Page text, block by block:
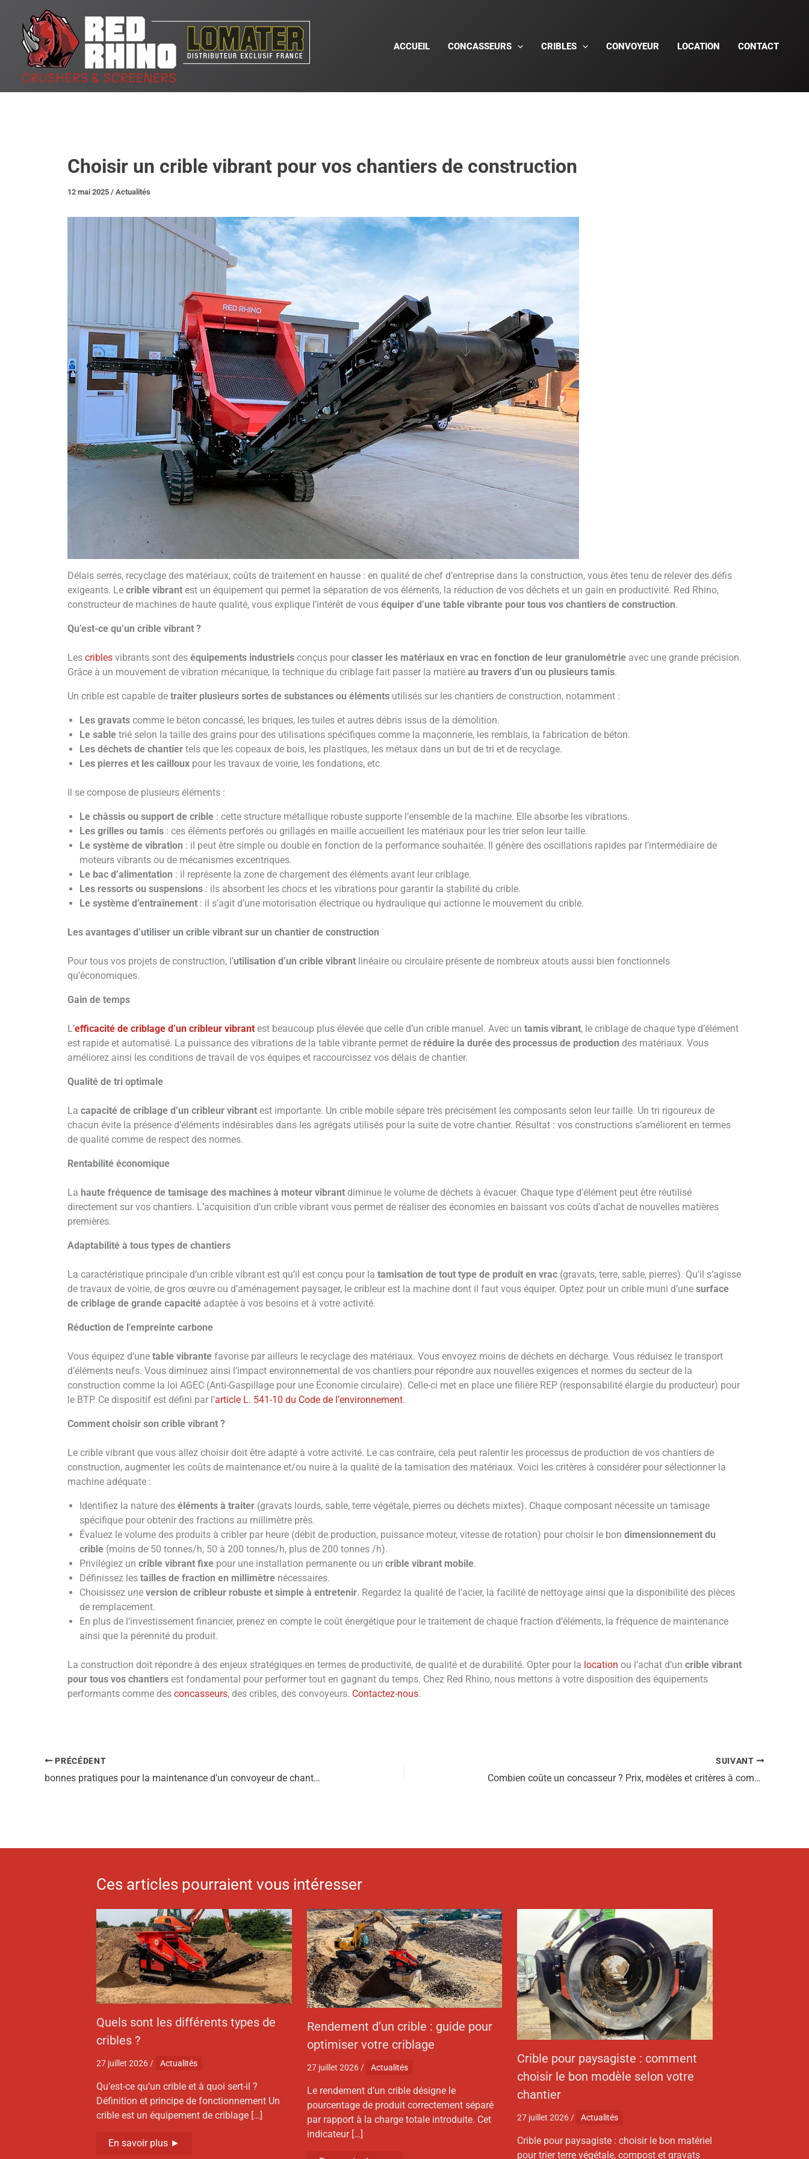
contenu
ACCUEIL CONCASSEURS CRIBLES CONVOYEUR LOCATION CONTACT
Choisir un crible vibrant pour vos chantiers de construction
12 mai 2025 / Actualités
Délais serrés, recyclage des matériaux, coûts de traitement en hausse : en qualité de chef d’entreprise dans la construction, vous êtes tenu de relever des défis
exigeants. Le crible vibrant est un équipement qui permet la séparation de vos éléments, la réduction de vos déchets et un gain en productivité. Red Rhino,
constructeur de machines de haute qualité, vous explique l’intérêt de vous équiper d’une table vibrante pour tous vos chantiers de construction.
Qu’est-ce qu’un crible vibrant ?
Les cribles vibrants sont des équipements industriels conçus pour classer les matériaux en vrac en fonction de leur granulométrie avec une grande précision.
Grâce à un mouvement de vibration mécanique, la technique du criblage fait passer la matière au travers d’un ou plusieurs tamis.
Un crible est capable de traiter plusieurs sortes de substances ou éléments utilisés sur les chantiers de construction, notamment :
Les gravats comme le béton concassé, les briques, les tuiles et autres débris issus de la démolition.
Le sable trié selon la taille des grains pour des utilisations spécifiques comme la maçonnerie, les remblais, la fabrication de béton.
Les déchets de chantier tels que les copeaux de bois, les plastiques, les métaux dans un but de tri et de recyclage.
Les pierres et les cailloux pour les travaux de voirie, les fondations, etc.
Il se compose de plusieurs éléments :
Le châssis ou support de crible : cette structure métallique robuste supporte l’ensemble de la machine. Elle absorbe les vibrations.
Les grilles ou tamis : ces éléments perforés ou grillagés en maille accueillent les matériaux pour les trier selon leur taille.
Le système de vibration : il peut être simple ou double en fonction de la performance souhaitée. Il génère des oscillations rapides par l’intermédiaire de
moteurs vibrants ou de mécanismes excentriques.
Le bac d’alimentation : il représente la zone de chargement des éléments avant leur criblage.
Les ressorts ou suspensions : ils absorbent les chocs et les vibrations pour garantir la stabilité du crible.
Le système d’entraînement : il s’agit d’une motorisation électrique ou hydraulique qui actionne le mouvement du crible.
Les avantages d’utiliser un crible vibrant sur un chantier de construction
Pour tous vos projets de construction, l’utilisation d’un crible vibrant linéaire ou circulaire présente de nombreux atouts aussi bien fonctionnels
qu’économiques.
Gain de temps
L’efficacité de criblage d’un cribleur vibrant est beaucoup plus élevée que celle d’un crible manuel. Avec un tamis vibrant, le criblage de chaque type d’élément
est rapide et automatisé. La puissance des vibrations de la table vibrante permet de réduire la durée des processus de production des matériaux. Vous
améliorez ainsi les conditions de travail de vos équipes et raccourcissez vos délais de chantier.
Qualité de tri optimale
La capacité de criblage d’un cribleur vibrant est importante. Un crible mobile sépare très précisément les composants selon leur taille. Un tri rigoureux de
chacun évite la présence d’éléments indésirables dans les agrégats utilisés pour la suite de votre chantier. Résultat : vos constructions s’améliorent en termes
de qualité comme de respect des normes.
Rentabilité économique
La haute fréquence de tamisage des machines à moteur vibrant diminue le volume de déchets à évacuer. Chaque type d’élément peut être réutilisé
directement sur vos chantiers. L’acquisition d’un crible vibrant vous permet de réaliser des économies en baissant vos coûts d’achat de nouvelles matières
premières.
Adaptabilité à tous types de chantiers
La caractéristique principale d’un crible vibrant est qu’il est conçu pour la tamisation de tout type de produit en vrac (gravats, terre, sable, pierres). Qu’il s’agisse
de travaux de voirie, de gros œuvre ou d’aménagement paysager, le cribleur est la machine dont il faut vous équiper. Optez pour un crible muni d’une surface
de criblage de grande capacité adaptée à vos besoins et à votre activité.
Réduction de l’empreinte carbone
Vous équipez d’une table vibrante favorise par ailleurs le recyclage des matériaux. Vous envoyez moins de déchets en décharge. Vous réduisez le transport
d’éléments neufs. Vous diminuez ainsi l’impact environnemental de vos chantiers pour répondre aux nouvelles exigences et normes du secteur de la
construction comme la loi AGEC (Anti-Gaspillage pour une Économie circulaire). Celle-ci met en place une filière REP (responsabilité élargie du producteur) pour
le BTP. Ce dispositif est défini par l’article L. 541-10 du Code de l’environnement.
Comment choisir son crible vibrant ?
Le crible vibrant que vous allez choisir doit être adapté à votre activité. Le cas contraire, cela peut ralentir les processus de production de vos chantiers de
construction, augmenter les coûts de maintenance et/ou nuire à la qualité de la tamisation des matériaux. Voici les critères à considérer pour sélectionner la
machine adéquate :
Identifiez la nature des éléments à traiter (gravats lourds, sable, terre végétale, pierres ou déchets mixtes). Chaque composant nécessite un tamisage
spécifique pour obtenir des fractions au millimètre près.
Évaluez le volume des produits à cribler par heure (débit de production, puissance moteur, vitesse de rotation) pour choisir le bon dimensionnement du
crible (moins de 50 tonnes/h, 50 à 200 tonnes/h, plus de 200 tonnes /h).
Privilégiez un crible vibrant fixe pour une installation permanente ou un crible vibrant mobile.
Définissez les tailles de fraction en millimètre nécessaires.
Choisissez une version de cribleur robuste et simple à entretenir. Regardez la qualité de l’acier, la facilité de nettoyage ainsi que la disponibilité des pièces
de remplacement.
En plus de l’investissement financier, prenez en compte le coût énergétique pour le traitement de chaque fraction d’éléments, la fréquence de maintenance
ainsi que la pérennité du produit.
La construction doit répondre à des enjeux stratégiques en termes de productivité, de qualité et de durabilité. Opter pour la location ou l’achat d’un crible vibrant
pour tous vos chantiers est fondamental pour performer tout en gagnant du temps. Chez Red Rhino, nous mettons à votre disposition des équipements
performants comme des concasseurs, des cribles, des convoyeurs. Contactez-nous.
PRÉCÉDENT
bonnes pratiques pour la maintenance d’un convoyeur de chantier
SUIVANT
Combien coûte un concasseur ? Prix, modèles et critères à comparer
Ces articles pourraient vous intéresser
Quels sont les différents types de
cribles ?
27 juillet 2026 / Actualités
Qu’est-ce qu’un crible et à quoi sert-il ?
Définition et principe de fonctionnement Un
crible est un équipement de criblage […]
En savoir plus ►
Rendement d’un crible : guide pour
optimiser votre criblage
27 juillet 2026 / Actualités
Le rendement d’un crible désigne le
pourcentage de produit correctement séparé
par rapport à la charge totale introduite. Cet
indicateur […]
Crible pour paysagiste : comment
choisir le bon modèle selon votre
chantier
27 juillet 2026 / Actualités
Crible pour paysagiste : choisir le bon matériel
pour trier terre végétale, compost et gravats